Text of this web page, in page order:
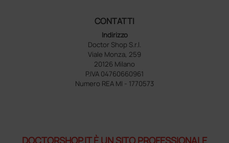
CONTATTI
Indirizzo
Doctor Shop S.r.l.
Viale Monza, 259
20126 Milano
P.IVA 04760660961
Numero REA MI - 1770573
DOCTORSHOP.IT È UN SITO PROFESSIONALE